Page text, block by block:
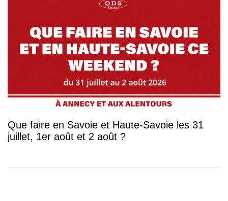
Que faire en Savoie et Haute-Savoie les 31
juillet, 1er août et 2 août ?